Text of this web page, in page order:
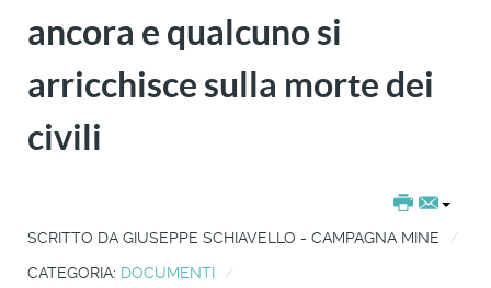
ancora e qualcuno si
arricchisce sulla morte dei
civili
SCRITTO DA GIUSEPPE SCHIAVELLO - CAMPAGNA MINE
CATEGORIA: DOCUMENTI